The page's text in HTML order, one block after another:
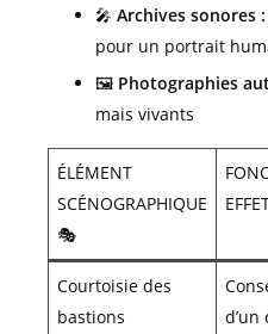
🎤 Archives sonores :
pour un portrait
🖼️ Photographies
mais vivants
ÉLÉMENT
SCÉNOGRAPHIQUE
🎭
Courtoisie des
bastions
d’un